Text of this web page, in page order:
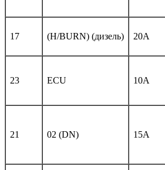
17 (H/BURN) (дизель) 20A
23 ECU 10A
21 02 (DN) 15A